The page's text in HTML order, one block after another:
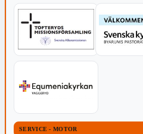
SERVICE - MOTOR